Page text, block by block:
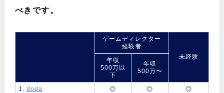
べきです。
ゲームディレクター
経験者
未経験
年収
500万以
下
年収
500万〜
1. doda ◎ ◎
◎